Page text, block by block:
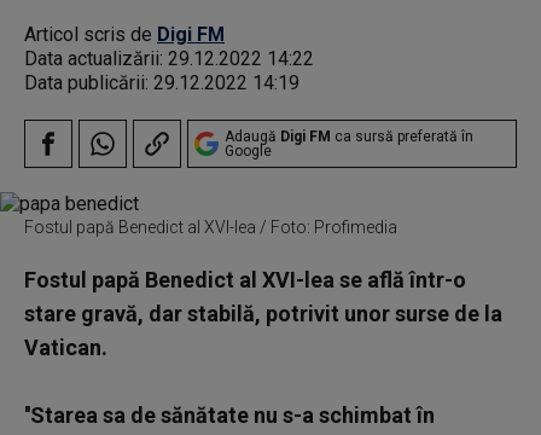
Articol scris de Digi FM
Data actualizării: 29.12.2022 14:22
Data publicării: 29.12.2022 14:19
Adaugă Digi FM ca sursă preferată în
Google
Fostul papă Benedict al XVI-lea / Foto: Profimedia
Fostul papă Benedict al XVI-lea se află într-o
stare gravă, dar stabilă, potrivit unor surse de la
Vatican.
''Starea sa de sănătate nu s-a schimbat în